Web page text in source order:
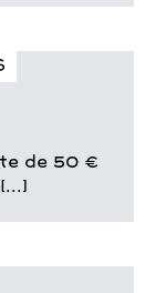
de 50 €